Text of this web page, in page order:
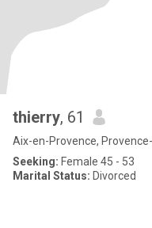
thierry, 61
Aix-en-Provence,
Seeking: Female 45 - 53
Marital Status: Divorced